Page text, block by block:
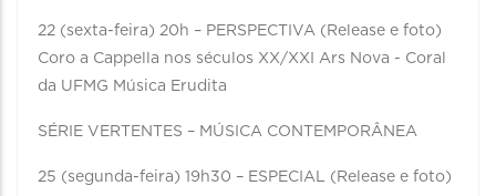
22 (sexta-feira) 20h – PERSPECTIVA (Release e foto)
Coro a Cappella nos séculos XX/XXI Ars Nova - Coral
da UFMG Música Erudita
SÉRIE VERTENTES – MÚSICA CONTEMPORÂNEA
25 (segunda-feira) 19h30 – ESPECIAL (Release e foto)